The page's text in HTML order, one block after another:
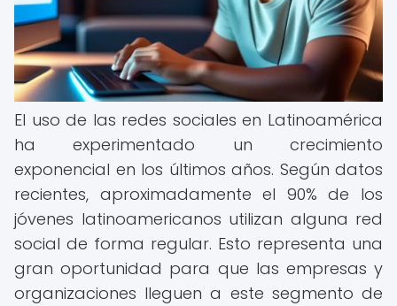
El uso de las redes sociales en Latinoamérica
ha experimentado un crecimiento
exponencial en los últimos años. Según datos
recientes, aproximadamente el 90% de los
jóvenes latinoamericanos utilizan alguna red
social de forma regular. Esto representa una
gran oportunidad para que las empresas y
organizaciones lleguen a este segmento de